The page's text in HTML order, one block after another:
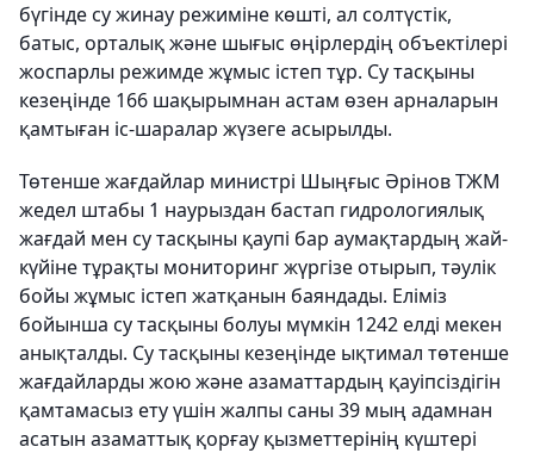
бүгінде су жинау режиміне көшті, ал солтүстік,
батыс, орталық және шығыс өңірлердің объектілері
жоспарлы режимде жұмыс істеп тұр. Су тасқыны
кезеңінде 166 шақырымнан астам өзен арналарын
қамтыған іс-шаралар жүзеге асырылды.
Төтенше жағдайлар министрі Шыңғыс Әрінов ТЖМ
жедел штабы 1 наурыздан бастап гидрологиялық
жағдай мен су тасқыны қаупі бар аумақтардың жай-
күйіне тұрақты мониторинг жүргізе отырып, тәулік
бойы жұмыс істеп жатқанын баяндады. Еліміз
бойынша су тасқыны болуы мүмкін 1242 елді мекен
анықталды. Су тасқыны кезеңінде ықтимал төтенше
жағдайларды жою және азаматтардың қауіпсіздігін
қамтамасыз ету үшін жалпы саны 39 мың адамнан
асатын азаматтық қорғау қызметтерінің күштері